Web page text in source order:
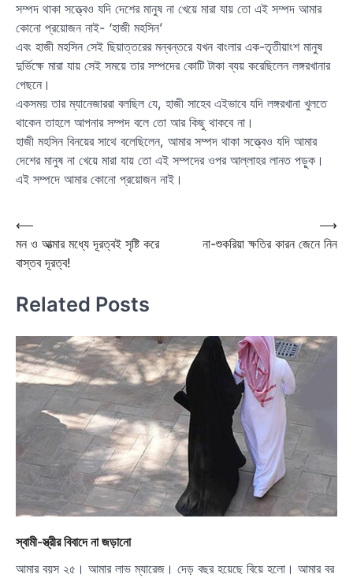
সম্পদ থাকা সত্ত্বেও যদি দেশের মানুষ না খেয়ে মারা যায় তো এই সম্পদ আমার
কোনো প্রয়োজন নাই- ‘হাজী মহসিন’
এবং হাজী মহসিন সেই ছিয়াত্তরের মন্বন্তরে যখন বাংলার এক-তৃতীয়াংশ মানুষ
দুর্ভিক্ষে মারা যায় সেই সময়ে তার সম্পদের কোটি টাকা ব্যয় করেছিলেন লঙ্গরখানার
পেছনে।
একসময় তার ম্যানেজাররা বলছিল যে, হাজী সাহেব এইভাবে যদি লঙ্গরখানা খুলতে
থাকেন তাহলে আপনার সম্পদ বলে তো আর কিছু থাকবে না।
হাজী মহসিন বিনয়ের সাথে বলেছিলেন, আমার সম্পদ থাকা সত্ত্বেও যদি আমার
দেশের মানুষ না খেয়ে মারা যায় তো এই সম্পদের ওপর আল্লাহর লানত পড়ুক।
এই সম্পদে আমার কোনো প্রয়োজন নাই।
Post
navigation
⟵
মন ও আত্মার মধ্যে দূরত্বই সৃষ্টি করে
বাস্তব দূরত্ব!
না-শুকরিয়া ক্ষতির কারন জেনে নিন
⟶
Related Posts
স্বামী-স্ত্রীর বিবাদে না জড়ানো
আমার বয়স ২৫। আমার লাভ ম্যারেজ। দেড় বছর হয়েছে বিয়ে হলো। আমার বর